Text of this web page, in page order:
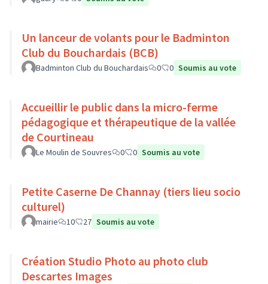
Un lanceur de volants pour le Badminton
Club du Bouchardais (BCB)
Badminton Club du Bouchardais 0 0 Soumis au vote
Accueillir le public dans la micro-ferme
pédagogique et thérapeutique de la vallée
de Courtineau
Le Moulin de Souvres 0 0 Soumis au vote
Petite Caserne De Channay (tiers lieu socio
culturel)
mairie 10 27 Soumis au vote
Création Studio Photo au photo club
Descartes Images